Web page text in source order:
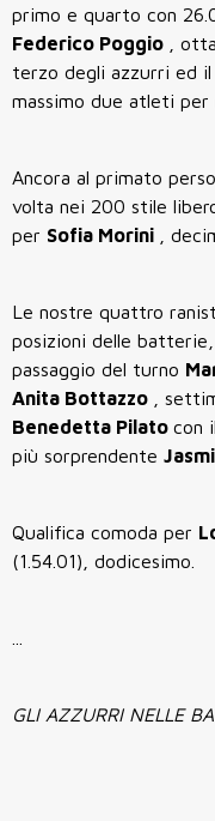
primo e quarto con
Federico Poggio
,
terzo degli azzurri ed il
massimo due atleti per
Ancora al primato
volta nei 200 stile
per Sofia Morini ,
Le nostre quattro
posizioni delle
passaggio del turno
Anita Bottazzo
,
Benedetta Pilato con
più sorprendente
Qualifica comoda per
(1.54.01), dodicesimo.
GLI AZZURRI NELLE